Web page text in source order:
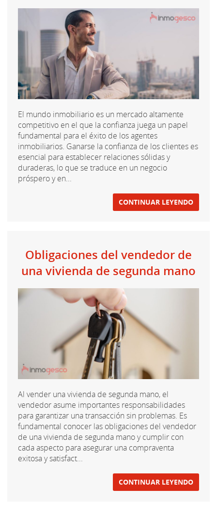
El mundo inmobiliario es un mercado altamente
competitivo en el que la confianza juega un papel
fundamental para el éxito de los agentes
inmobiliarios. Ganarse la confianza de los clientes es
esencial para establecer relaciones sólidas y
duraderas, lo que se traduce en un negocio
próspero y en...
CONTINUAR LEYENDO
Obligaciones del vendedor de
una vivienda de segunda mano
Al vender una vivienda de segunda mano, el
vendedor asume importantes responsabilidades
para garantizar una transacción sin problemas. Es
fundamental conocer las obligaciones del vendedor
de una vivienda de segunda mano y cumplir con
cada aspecto para asegurar una compraventa
exitosa y satisfact...
CONTINUAR LEYENDO